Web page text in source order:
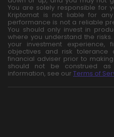
You are solely responsible for
Kriptomat is not liable for
performance is not a reliable
You should only invest in
where you understand the
your investment experience,
objectives and risk tolerance
financial adviser prior to
should not be construed
information, see our Terms of